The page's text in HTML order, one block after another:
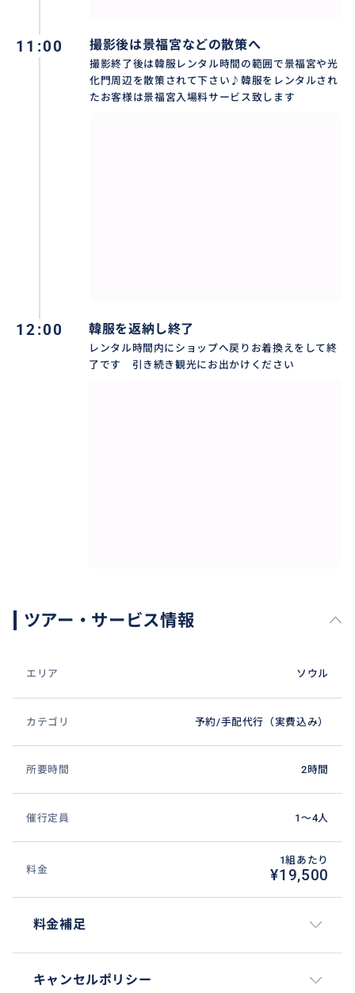
11:00 撮影後は景福宮などの散策へ
撮影終了後は韓服レンタル時間の範囲で景福宮や光
化門周辺を散策されて下さい♪韓服をレンタルされ
たお客様は景福宮入場料サービス致します
12:00 韓服を返納し終了
レンタル時間内にショップへ戻りお着換えをして終
了です 引き続き観光にお出かけください
ツアー・サービス情報
エリア ソウル
カテゴリ 予約/手配代行（実費込み）
所要時間 2時間
催行定員 1〜4人
料金
1組あたり
¥19,500
料金補足
キャンセルポリシー